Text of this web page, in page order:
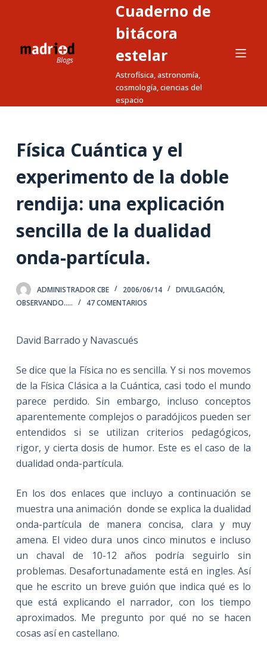
a
o
Cuaderno de
bitácora
estelar
Astrofísica, astronomía,
cosmología, ciencias del
espacio
Física Cuántica y el
experimento de la doble
rendija: una explicación
sencilla de la dualidad
onda-partícula.
ADMINISTRADOR CBE 2006/06/14 DIVULGACIÓN,
OBSERVANDO.....
47 COMENTARIOS
David Barrado y Navascués
Se dice que la Física no es sencilla. Y si nos movemos
de la Física Clásica a la Cuántica, casi todo el mundo
parece perdido. Sin embargo, incluso conceptos
aparentemente complejos o paradójicos pueden ser
entendidos si se utilizan criterios pedagógicos,
rigor, y cierta dosis de humor. Este es el caso de la
dualidad onda-partícula.
En los dos enlaces que incluyo a continuación se
muestra una animación donde se explica la dualidad
onda-partícula de manera concisa, clara y muy
amena. El video dura unos cinco minutos e incluso
un chaval de 10-12 años podría seguirlo sin
problemas. Desafortunadamente está en ingles. Así
que he escrito un breve guión que indica qué es lo
que está explicando el narrador, con los tiempo
aproximados. Me pregunto por qué no se hacen
cosas así en castellano.